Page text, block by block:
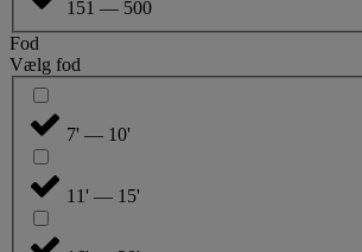
151 — 500
Fod
Vælg fod
7' — 10'
11' — 15'